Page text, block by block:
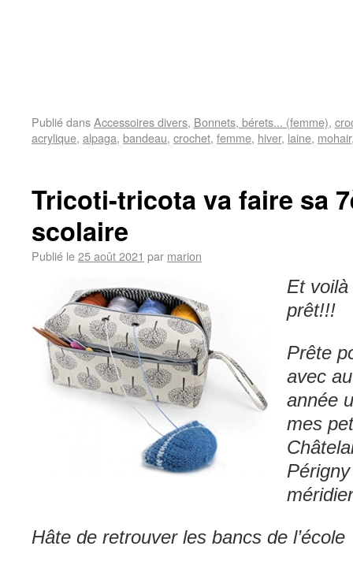
Publié dansAccessoires divers, Bonnets, bérets... (femme),
acrylique, alpaga, bandeau, crochet, femme, hiver, laine, mohair
Tricoti-tricota va faire sa
scolaire
Publié le25 août 2021 par marion
Et
prêt!!!
Prête
avec
année
mes
Hâte de retrouver les bancs de l’école